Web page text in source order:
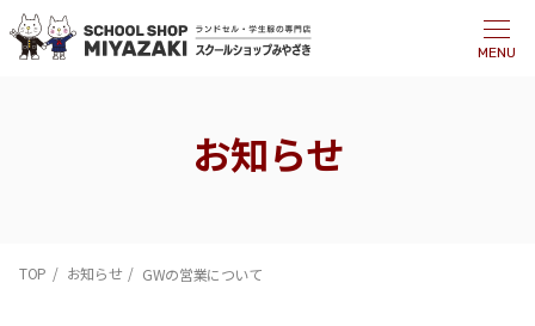
MENU
お知らせ
TOP お知らせ GWの営業について